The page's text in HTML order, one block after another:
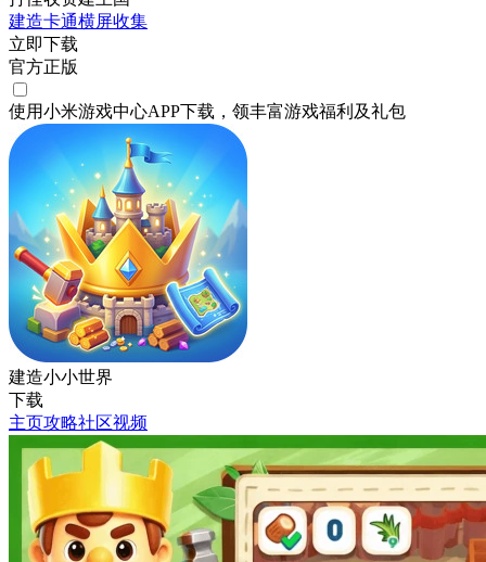
建造卡通横屏收集
立即下载
官方正版
使用小米游戏中心APP下载 ，领丰富游戏福利 及礼包
建造小小世界
下载
主页攻略社区视频